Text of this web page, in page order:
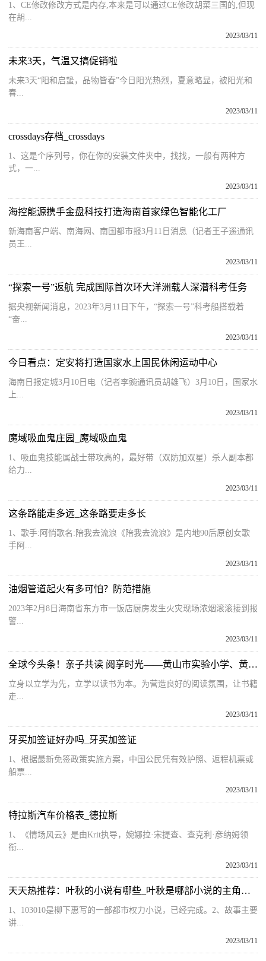
1、CE修改修改方式是内存,本来是可以通过CE修改胡菜三国的,但现
在胡...
2023/03/11
未来3天，气温又搞促销啦
未来3天“阳和启蛰，品物皆春”今日阳光热烈，夏意略显，被阳光和
春...
2023/03/11
crossdays存档_crossdays
1、这是个序列号，你在你的安装文件夹中，找找，一般有两种方
式，一...
2023/03/11
海控能源携手金盘科技打造海南首家绿色智能化工厂
新海南客户端、南海网、南国都市报3月11日消息（记者王子遥通讯
员王...
2023/03/11
“探索一号”返航 完成国际首次环大洋洲载人深潜科考任务
据央视新闻消息，2023年3月11日下午，“探索一号”科考船搭载着
“奋...
2023/03/11
今日看点：定安将打造国家水上国民休闲运动中心
海南日报定城3月10日电（记者李豌通讯员胡雄飞）3月10日，国家水
上...
2023/03/11
魔域吸血鬼庄园_魔域吸血鬼
1、吸血鬼技能属战士带攻高的，最好带（双防加双星）杀人副本都
给力...
2023/03/11
这条路能走多远_这条路要走多长
1、歌手:阿悄歌名:陪我去流浪《陪我去流浪》是内地90后原创女歌
手阿...
2023/03/11
油烟管道起火有多可怕？防范措施
2023年2月8日海南省东方市一饭店厨房发生火灾现场浓烟滚滚接到报
警...
2023/03/11
全球今头条！亲子共读 阅享时光——黄山市实验小学、黄山新华书店有限公司举办亲子阅读分享活动
立身以立学为先，立学以读书为本。为营造良好的阅读氛围，让书籍
走...
2023/03/11
牙买加签证好办吗_牙买加签证
1、根据最新免签政策实施方案，中国公民凭有效护照、返程机票或
船票...
2023/03/11
特拉斯汽车价格表_德拉斯
1、《情场风云》是由Krit执导，婉娜拉·宋提查、查克利·彦纳姆领
衔...
2023/03/11
天天热推荐：叶秋的小说有哪些_叶秋是哪部小说的主角玄幻的
1、103010是柳下惠写的一部都市权力小说，已经完成。2、故事主要
讲...
2023/03/11